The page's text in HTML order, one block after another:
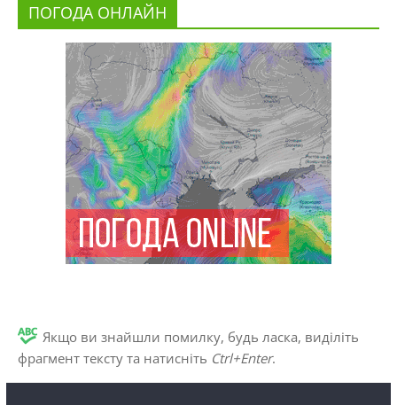
ПОГОДА ОНЛАЙН
Якщо ви знайшли помилку, будь ласка, виділіть
фрагмент тексту та натисніть Ctrl+Enter.